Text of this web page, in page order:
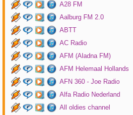
A28 FM
Aalburg FM 2.0
ABTT
AC Radio
AFM (Aladna FM)
AFM Helemaal Hollands
AFN 360 - Joe Radio
Alfa Radio Nederland
All oldies channel